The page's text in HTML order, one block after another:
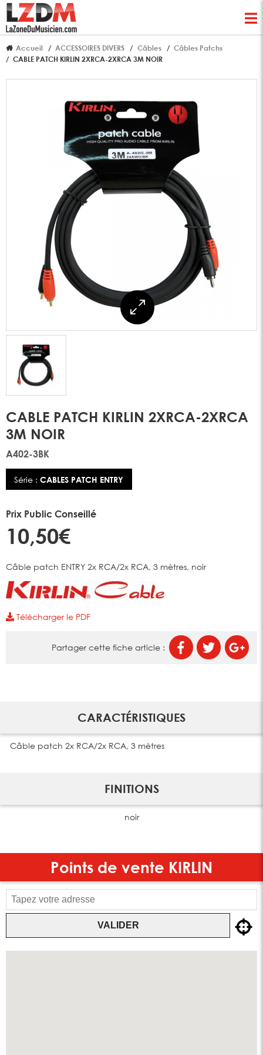
Accueil ACCESSOIRES DIVERS Câbles
Câbles Patchs
CABLE PATCH KIRLIN 2XRCA-2XRCA 3M NOIR
CABLE PATCH KIRLIN 2XRCA-2XRCA
3M NOIR
A402-3BK
Série :CABLES PATCH ENTRY
Prix Public Conseillé
10,50€
Câble patch ENTRY 2x RCA/2x RCA, 3 mètres, noir
Télécharger le PDF
Partager cette fiche article :
CARACTÉRISTIQUES
Câble patch 2x RCA/2x RCA, 3 mètres
FINITIONS
noir
Points de vente KIRLIN
VALIDER